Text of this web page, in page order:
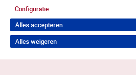
Configuratie
Alles accepteren
Alles weigeren